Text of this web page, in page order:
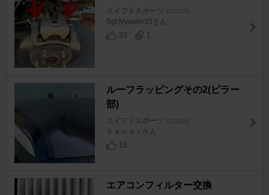
スイフトスポーツ [ZC33S]
Sgt.Nyanko33さん
23
1
ルーフラッピングその2(ピラー
部)
スイフトスポーツ [ZC33S]
ｈａｍａｒさん
15
エアコンフィルター交換